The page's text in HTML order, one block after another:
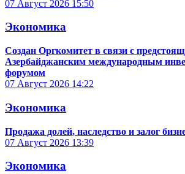
07 Август 2026 15:50
Экономика
Создан Оргкомитет в связи с
Азербайджанским международным
форумом
07 Август 2026 14:22
Экономика
Продажа долей, наследство и залог
07 Август 2026 13:39
Экономика